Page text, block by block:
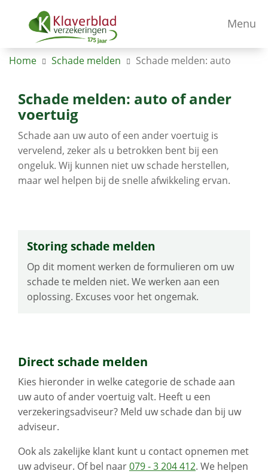
Menu
Home Schade melden Schade melden: auto
Schade melden: auto of ander
voertuig
Schade aan uw auto of een ander voertuig is
vervelend, zeker als u betrokken bent bij een
ongeluk. Wij kunnen niet uw schade herstellen,
maar wel helpen bij de snelle afwikkeling ervan.
Storing schade melden
Op dit moment werken de formulieren om uw
schade te melden niet. We werken aan een
oplossing. Excuses voor het ongemak.
Direct schade melden
Kies hieronder in welke categorie de schade aan
uw auto of ander voertuig valt. Heeft u een
verzekeringsadviseur? Meld uw schade dan bij uw
adviseur.
Ook als zakelijke klant kunt u contact opnemen met
uw adviseur. Of bel naar079 - 3 204 412. We helpen